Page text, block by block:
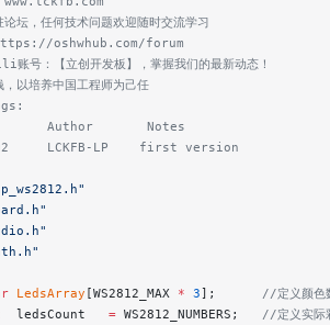
坛，任何技术问题欢迎随时交流学习
oshwhub.com/forum
：【立创开发板】，掌握我们的最新动态！
以培养中国工程师为己任
Author       Notes
LCKFB-LP    first version
LedsArray [WS2812_MAX * 3];
//定义颜色
  ledsCount
= WS2812_NUMBERS;
//定义实际